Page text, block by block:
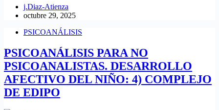
j.Diaz-Atienza
octubre 29, 2025
PSICOANÁLISIS
PSICOANÁLISIS PARA NO
PSICOANALISTAS. DESARROLLO
AFECTIVO DEL NIÑO: 4) COMPLEJO
DE EDIPO